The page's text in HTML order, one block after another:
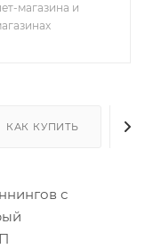
магазина и
КАК КУПИТЬ
с